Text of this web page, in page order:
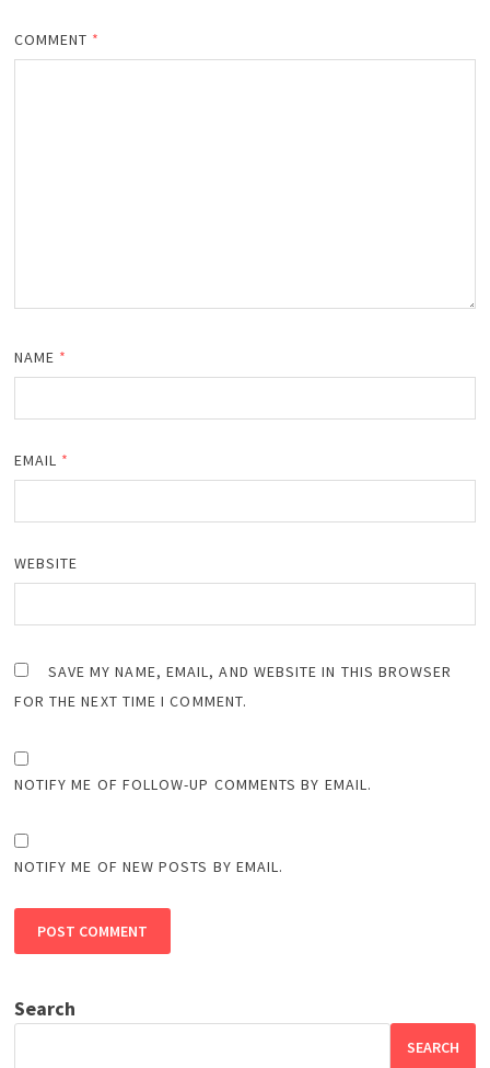
COMMENT *
NAME *
EMAIL *
WEBSITE
SAVE MY NAME, EMAIL, AND WEBSITE IN THIS BROWSER
FOR THE NEXT TIME I COMMENT.
NOTIFY ME OF FOLLOW-UP COMMENTS BY EMAIL.
NOTIFY ME OF NEW POSTS BY EMAIL.
Search
SEARCH